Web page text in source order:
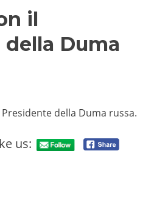
il
Duma
della Duma russa.
us: